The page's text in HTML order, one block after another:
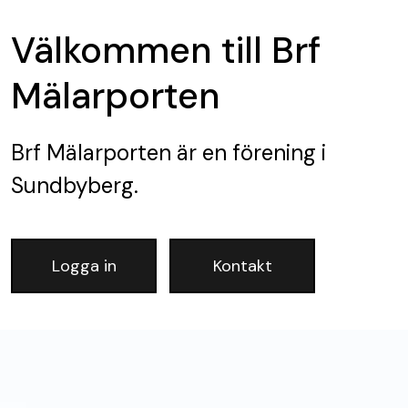
Välkommen till Brf
Mälarporten
Brf Mälarporten är en förening i
Sundbyberg.
Logga in Kontakt